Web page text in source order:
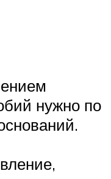
нужно по